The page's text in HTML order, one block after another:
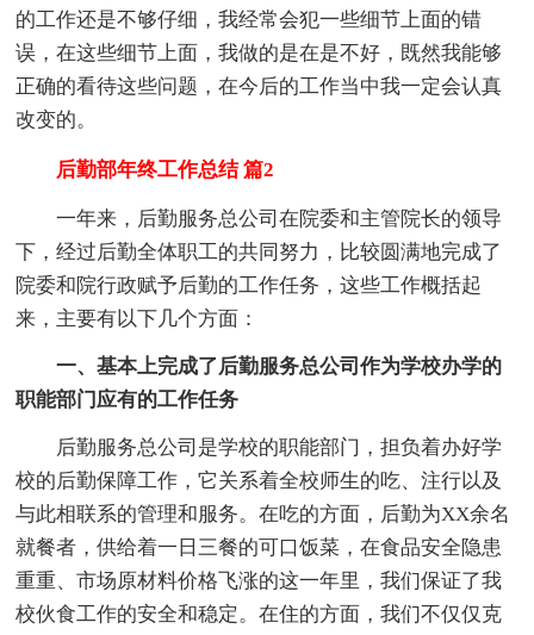
的工作还是不够仔细，我经常会犯一些细节上面的错
误，在这些细节上面，我做的是在是不好，既然我能够
正确的看待这些问题，在今后的工作当中我一定会认真
改变的。
后勤部年终工作总结 篇2
一年来，后勤服务总公司在院委和主管院长的领导
下，经过后勤全体职工的共同努力，比较圆满地完成了
院委和院行政赋予后勤的工作任务，这些工作概括起
来，主要有以下几个方面：
一、基本上完成了后勤服务总公司作为学校办学的
职能部门应有的工作任务
后勤服务总公司是学校的职能部门，担负着办好学
校的后勤保障工作，它关系着全校师生的吃、注行以及
与此相联系的管理和服务。在吃的方面，后勤为XX余名
就餐者，供给着一日三餐的可口饭菜，在食品安全隐患
重重、市场原材料价格飞涨的这一年里，我们保证了我
校伙食工作的安全和稳定。在住的方面，我们不仅仅克